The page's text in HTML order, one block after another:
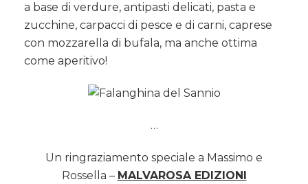
a base di verdure, antipasti delicati, pasta e
zucchine, carpacci di pesce e di carni, caprese
con mozzarella di bufala, ma anche ottima
come aperitivo!
…
Un ringraziamento speciale a Massimo e
Rossella – MALVAROSA EDIZIONI